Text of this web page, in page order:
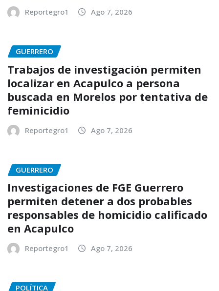
Reportegro1 Ago 7, 2026
GUERRERO
Trabajos de investigación permiten
localizar en Acapulco a persona
buscada en Morelos por tentativa de
feminicidio
Reportegro1 Ago 7, 2026
GUERRERO
Investigaciones de FGE Guerrero
permiten detener a dos probables
responsables de homicidio calificado
en Acapulco
Reportegro1 Ago 7, 2026
POLÍTICA